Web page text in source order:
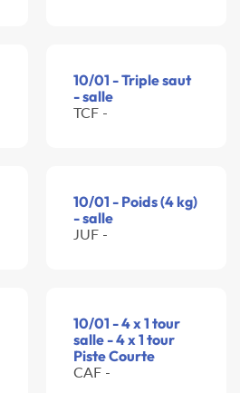
10/01 - Triple saut
- salle
TCF -
10/01 - Poids (4 kg)
- salle
JUF -
10/01 - 4 x 1 tour
salle - 4 x 1 tour
Piste Courte
CAF -